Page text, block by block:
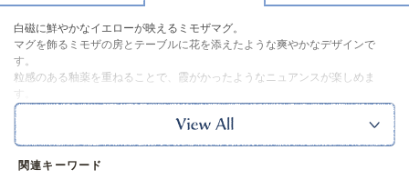
白磁に鮮やかなイエローが映えるミモザマグ。
マグを飾るミモザの房とテーブルに花を添えたような爽やかなデザインで
す。
粒感のある釉薬を重ねることで、霞がかったようなニュアンスが楽しめま
す。
マグは満水時の容量が325mlあり、お昼休みのティータイムにはほっこり安ら
ぐ空間を演出。
電子レンジ、食器洗浄機対応です。
※本品に付いているご注意書きをお読みの上ご使用ください。
関連キーワード